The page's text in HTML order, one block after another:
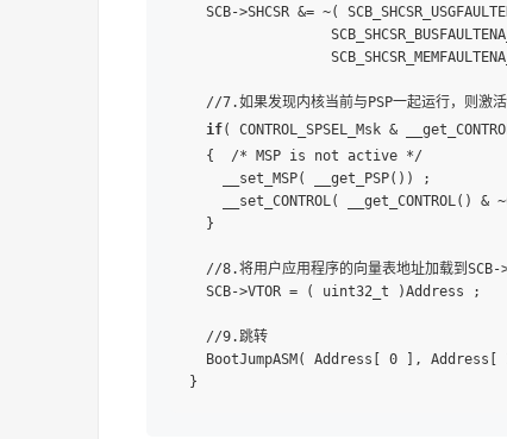
SCB->SHCSR &= ~(
//7.如果发现内核当前与PSP一起运行，则激活
if( CONTROL_SPSEL_Msk &
{  /* MSP is not active */
__set_MSP( __get_PSP()) ;
__set_CONTROL( __get_CONTROL() &
}
//8.将用户应用程序的向量表地址加载到SCB->
SCB->VTOR = ( uint32_t )Address ;
//9.跳转
BootJumpASM( Address[ 0 ], Address[